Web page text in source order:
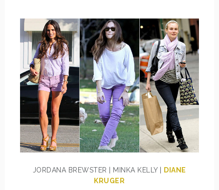
JORDANA BREWSTER | MINKA KELLY |
DIANE
KRUGER